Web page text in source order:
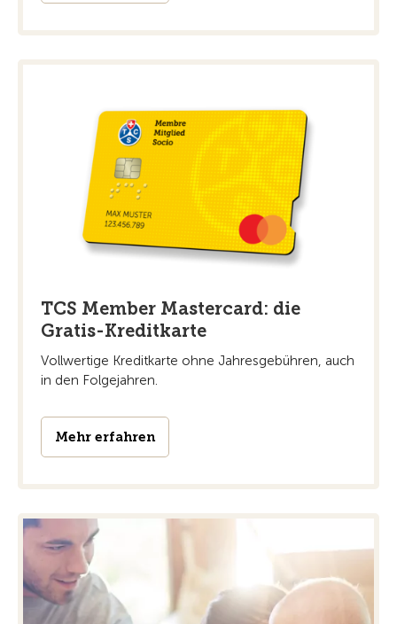
TCS Member Mastercard: die
Gratis-Kreditkarte
Vollwertige Kreditkarte ohne Jahresgebühren, auch
in den Folgejahren.
Mehr erfahren